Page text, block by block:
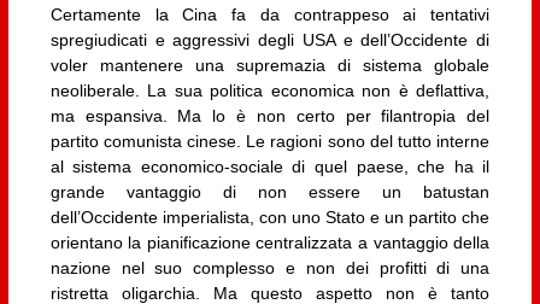
Certamente la Cina fa da contrappeso ai tentativi
spregiudicati e aggressivi degli USA e dell’Occidente di
voler mantenere una supremazia di sistema globale
neoliberale. La sua politica economica non è deflattiva,
ma espansiva. Ma lo è non certo per filantropia del
partito comunista cinese. Le ragioni sono del tutto interne
al sistema economico-sociale di quel paese, che ha il
grande vantaggio di non essere un batustan
dell’Occidente imperialista, con uno Stato e un partito che
orientano la pianificazione centralizzata a vantaggio della
nazione nel suo complesso e non dei profitti di una
ristretta oligarchia. Ma questo aspetto non è tanto